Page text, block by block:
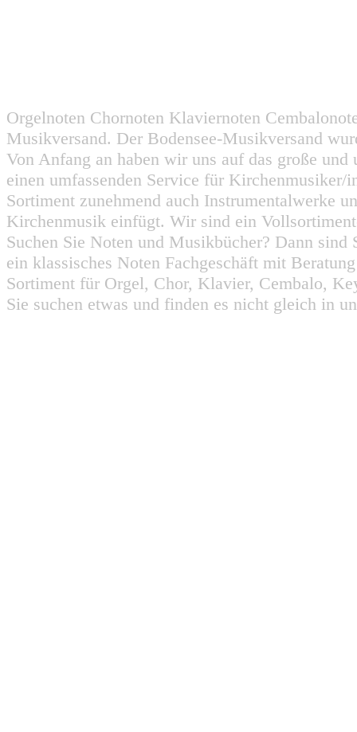
Orgelnoten Chornoten Klaviernoten
Musikversand. Der Bodensee-Musikversand
Von Anfang an haben wir uns auf das große
einen umfassenden Service für
Sortiment zunehmend auch Instrumentalwerke
Kirchenmusik einfügt. Wir sind ein
Suchen Sie Noten und Musikbücher? Dann
ein klassisches Noten Fachgeschäft mit
Sortiment für Orgel, Chor, Klavier, Cembalo,
Sie suchen etwas und finden es nicht gleich in